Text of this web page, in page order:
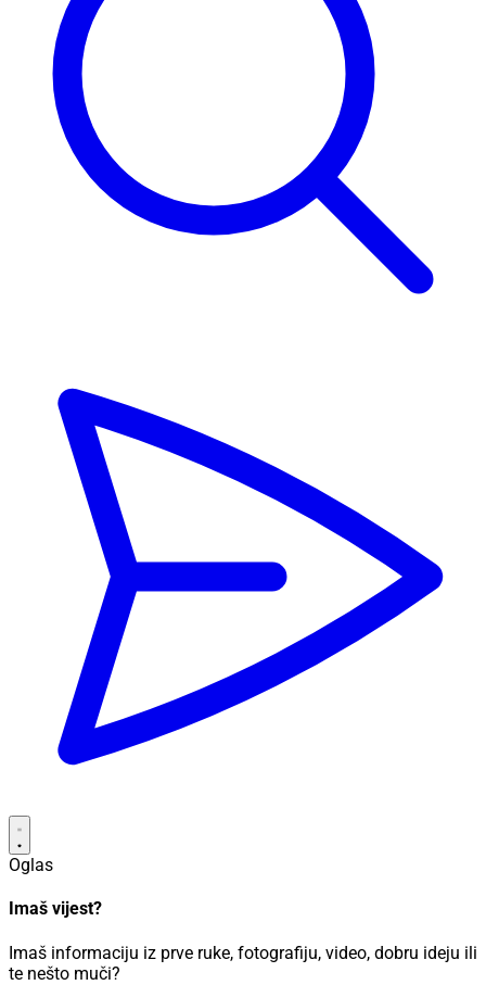
Oglas
Imaš vijest?
Imaš informaciju iz prve ruke, fotografiju, video, dobru ideju ili
te nešto muči?